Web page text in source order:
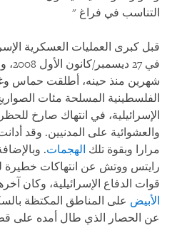
التناسب في فراغ "
قبل كبرى العمليات العسكرية
في
شهرين منذ حينه، أطلقت حماس
الفلسطينية المسلحة مئات
الإسرائيلية، في انتهاك صارخ
والعشوائية على المدنيين. وقد
مرارا وبقوة تلك الهجمات.
رايتس ووتش عن انتهاكات خطيرة
قوات الدفاع الإسرائيلية، وكان
الأبيض على المناطق المكتظة
عن الحصار الذي طال أمده على